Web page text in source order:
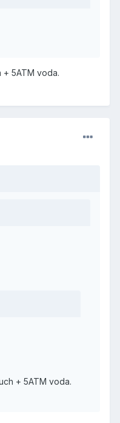
5ATM voda.
+ 5ATM voda.